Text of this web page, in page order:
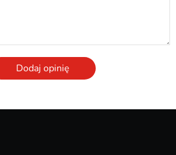
Dodaj opinię